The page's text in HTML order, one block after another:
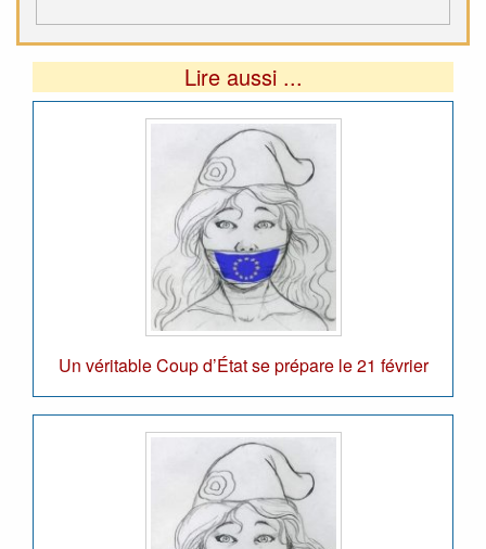
Lire aussi ...
Un véritable Coup d’État se prépare le 21 février